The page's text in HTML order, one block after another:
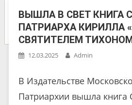
ВЫШЛА В СВЕТ КНИГА
ПАТРИАРХА КИРИЛЛА
СВЯТИТЕЛЕМ
12.03.2025 Admin
В Издательстве
Патриархии вышла книга